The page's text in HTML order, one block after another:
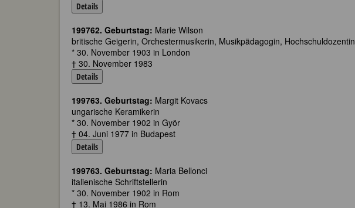
Details
199762. Geburtstag: Marie Wilson
britische Geigerin, Orchestermusikerin, Musikpädagogin, Hochschuldozentin
* 30. November 1903 in London
† 30. November 1983
Details
199763. Geburtstag: Margit Kovacs
ungarische Keramikerin
* 30. November 1902 in Györ
† 04. Juni 1977 in Budapest
Details
199763. Geburtstag: Maria Bellonci
italienische Schriftstellerin
* 30. November 1902 in Rom
† 13. Mai 1986 in Rom